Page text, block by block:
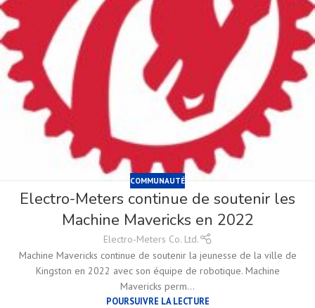
COMMUNAUTÉ
Electro-Meters continue de soutenir les
Machine Mavericks en 2022
Electro-Meters Co. Ltd.
Machine Mavericks continue de soutenir la jeunesse de la ville de
Kingston en 2022 avec son équipe de robotique. Machine
Mavericks perm...
POURSUIVRE LA LECTURE